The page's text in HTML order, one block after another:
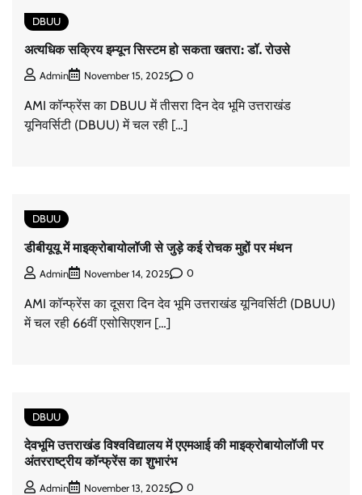
DBUU
अत्यधिक सक्रिय इम्यून सिस्टम हो सकता खतरा: डॉ. रोउसे
Admin November 15, 2025 0
AMI कॉन्फ्रेंस का DBUU में तीसरा दिन देव भूमि उत्तराखंड
यूनिवर्सिटी (DBUU) में चल रही […]
DBUU
डीबीयूयू में माइक्रोबायोलॉजी से जुड़े कई रोचक मुद्दों पर मंथन
Admin November 14, 2025 0
AMI कॉन्फ्रेंस का दूसरा दिन देव भूमि उत्तराखंड यूनिवर्सिटी (DBUU)
में चल रही 66वीं एसोसिएशन […]
DBUU
देवभूमि उत्तराखंड विश्वविद्यालय में एएमआई की माइक्रोबायोलॉजी पर
अंतरराष्ट्रीय कॉन्फ्रेंस का शुभारंभ
Admin November 13, 2025 0